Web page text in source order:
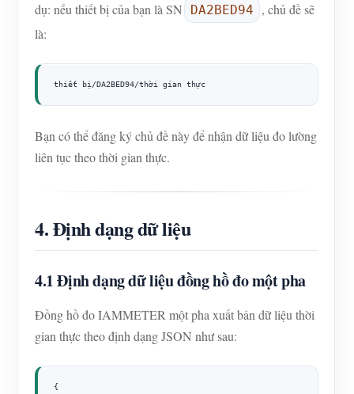
dụ: nếu thiết bị của bạn là SN
DA2BED94
, chủ đề sẽ
là:
thiết bị/DA2BED94/thời gian thực
Bạn có thể đăng ký chủ đề này để nhận dữ liệu đo lường
liên tục theo thời gian thực.
4. Định dạng dữ liệu
4.1 Định dạng dữ liệu đồng hồ đo một pha
Đồng hồ đo IAMMETER một pha xuất bản dữ liệu thời
gian thực theo định dạng JSON như sau:
{